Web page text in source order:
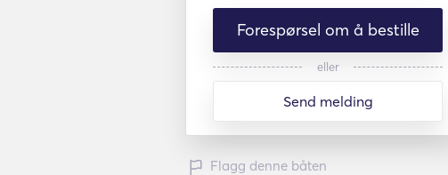
Forespørsel om å bestille
eller
Send melding
Flagg denne båten